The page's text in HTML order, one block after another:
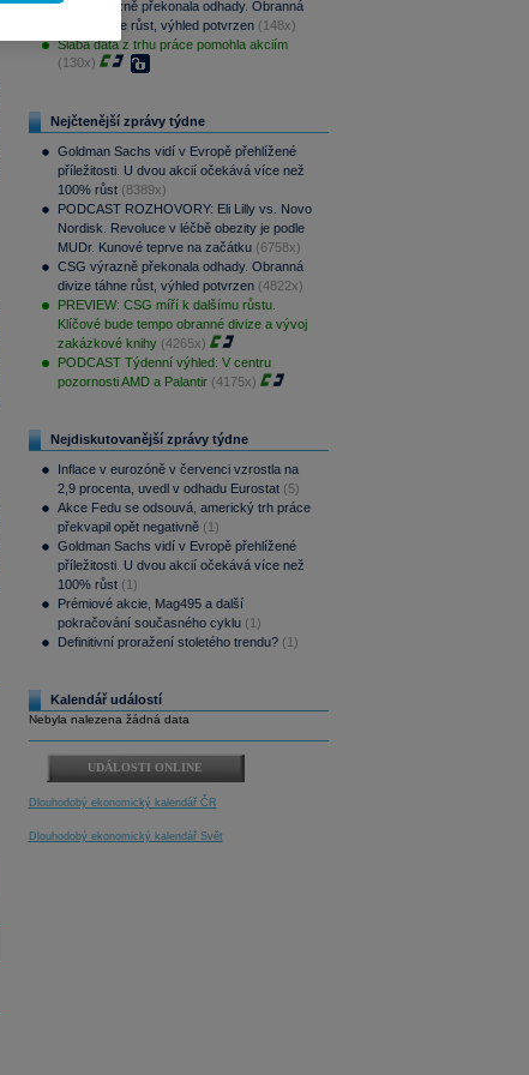
CSG výrazně překonala odhady. Obranná
divize táhne růst, výhled potvrzen (148x)
Slabá data z trhu práce pomohla akciím
(130x)
Nejčtenější zprávy týdne
Goldman Sachs vidí v Evropě přehlížené
příležitosti. U dvou akcií očekává více než
100% růst (8389x)
PODCAST ROZHOVORY: Eli Lilly vs. Novo
Nordisk. Revoluce v léčbě obezity je podle
MUDr. Kunové teprve na začátku (6758x)
CSG výrazně překonala odhady. Obranná
divize táhne růst, výhled potvrzen (4822x)
PREVIEW: CSG míří k dalšímu růstu.
Klíčové bude tempo obranné divize a vývoj
zakázkové knihy (4265x)
PODCAST Týdenní výhled: V centru
pozornosti AMD a Palantir (4175x)
Nejdiskutovanější zprávy týdne
Inflace v eurozóně v červenci vzrostla na
2,9 procenta, uvedl v odhadu Eurostat (5)
Akce Fedu se odsouvá, americký trh práce
překvapil opět negativně (1)
Goldman Sachs vidí v Evropě přehlížené
příležitosti. U dvou akcií očekává více než
100% růst (1)
Prémiové akcie, Mag495 a další
pokračování současného cyklu (1)
Definitivní proražení stoletého trendu? (1)
Kalendář událostí
Nebyla nalezena žádná data
UDÁLOSTI ONLINE
Dlouhodobý ekonomický kalendář ČR
Dlouhodobý ekonomický kalendář Svět